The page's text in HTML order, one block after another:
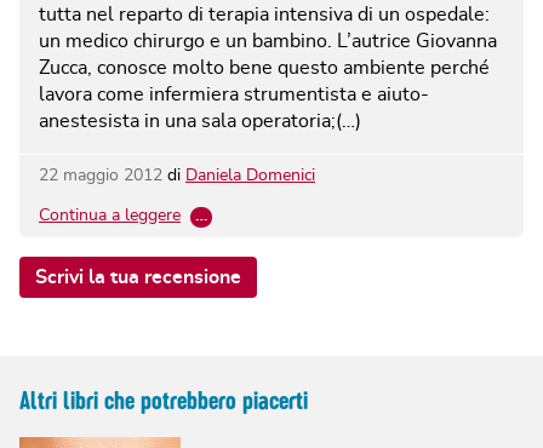
tutta nel reparto di terapia intensiva di un ospedale:
un medico chirurgo e un bambino. L’autrice Giovanna
Zucca, conosce molto bene questo ambiente perché
lavora come infermiera strumentista e aiuto-
anestesista in una sala operatoria;(…)
22 maggio 2012 di Daniela Domenici
Continua a leggere …
Scrivi la tua recensione
Altri libri che potrebbero piacerti